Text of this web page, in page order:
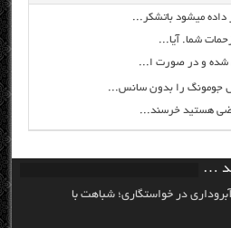
داده میشود باتشکر...
شما. آیا...
شده و در صورت ا...
هستید خرسند...
…
در خواستگاری؛ شباهت با